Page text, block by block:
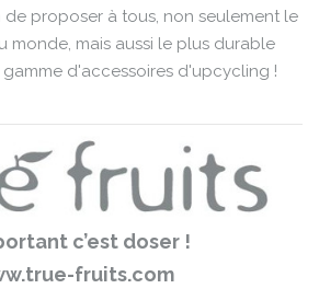
de proposer à tous, non seulement le
monde, mais aussi le plus durable
d'accessoires d'upcycling !
c’est doser !
fruits.com